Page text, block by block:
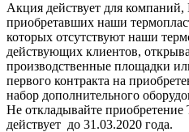
Акция действует для
приобретавших наши
которых отсутствуют наши
действующих клиентов,
производственные площадки
первого контракта на
набор дополнительного
Не откладывайте
действует до 31.03.2020 года.